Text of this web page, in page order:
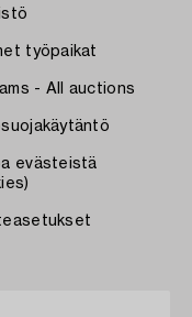
työpaikat
- All auctions
evästeistä